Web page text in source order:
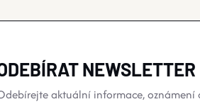
NEWSLETTER
aktuální informace, oznámení